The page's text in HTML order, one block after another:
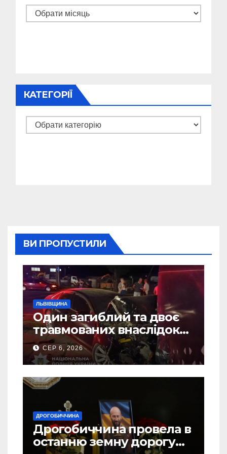
Архіви
КАТЕГОРІЇ
Категорії
ВИ ПРОПУСТИЛИ
ЛЬВІВЩИНА
Один загиблий та двоє
травмованих внаслідок
ДТП на Самбірщині
СЕР 6, 2026
ДРОГОБИЧЧИНА
Дрогобиччина провела в
останню земну дорогу